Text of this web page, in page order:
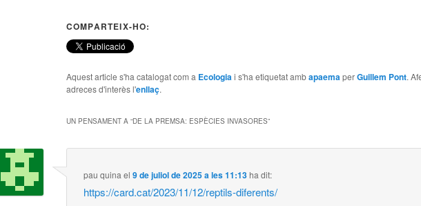
COMPARTEIX-HO:
Aquest article s'ha catalogat com a Ecologiai s'ha etiquetat ambapaemaperGuillem Pont.
adreces d'interès l'enllaç.
UN PENSAMENT A “DE LA PREMSA: ESPÈCIES INVASORES”
pau quina el9 de juliol de 2025 a les 11:13ha dit:
https://card.cat/2023/11/12/reptils-diferents/